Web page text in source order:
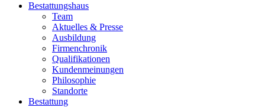
Bestattungshaus
Team
Aktuelles & Presse
Ausbildung
Firmenchronik
Qualifikationen
Kundenmeinungen
Philosophie
Standorte
Bestattung